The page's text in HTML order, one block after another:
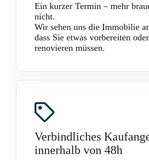
Ein kurzer Termin – mehr
nicht.
Wir sehen uns die Immobilie
dass Sie etwas vorbereiten oder
renovieren müssen.
Verbindliches
innerhalb von 48h